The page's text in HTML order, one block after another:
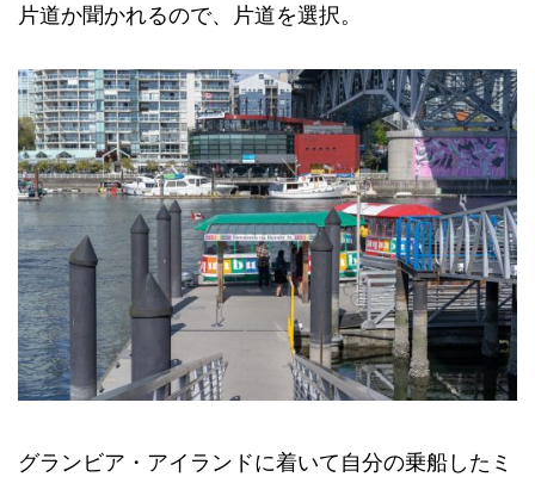
片道か聞かれるので、片道を選択。
グランビア・アイランドに着いて自分の乗船したミ